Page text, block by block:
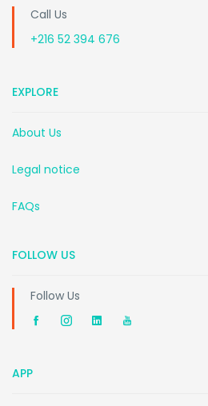
Call Us
+216 52 394 676
EXPLORE
About Us
Legal notice
FAQs
FOLLOW US
Follow Us
APP